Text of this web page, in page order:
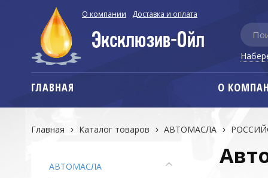
О компании Доставка и оплата
ГЛАВНАЯ О
Главная Каталог товаров АВТОМАСЛА
АВТОМАСЛА